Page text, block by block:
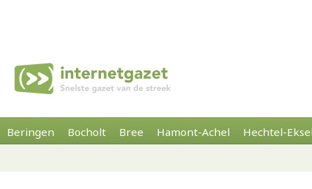
Beringen Bocholt Bree Hamont-Achel Hechtel-